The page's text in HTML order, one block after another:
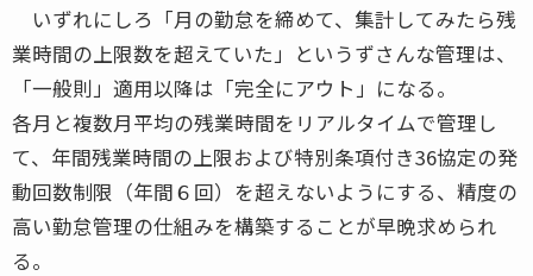
いずれにしろ「月の勤怠を締めて、集計してみたら残
業時間の上限数を超えていた」というずさんな管理は、
「一般則」適用以降は「完全にアウト」になる。
各月と複数月平均の残業時間をリアルタイムで管理し
て、年間残業時間の上限および特別条項付き36協定の発
動回数制限（年間６回）を超えないようにする、精度の
高い勤怠管理の仕組みを構築することが早晩求められ
る。